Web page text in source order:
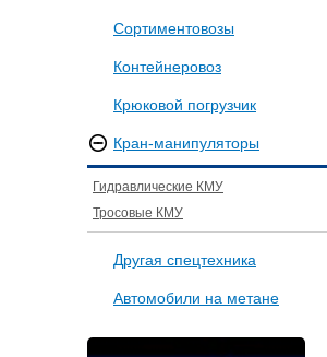
Сортиментовозы
Контейнеровоз
Крюковой погрузчик
Кран-манипуляторы
Гидравлические КМУ
Тросовые КМУ
Другая спецтехника
Автомобили на метане